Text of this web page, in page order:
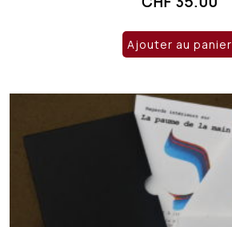
Ajouter au panier